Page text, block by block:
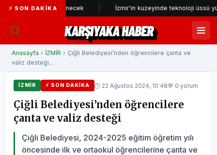
⚡ SON DAKIKA
incelenecek İzmir'in kuzeyinde teknoloji üssü yükseliyor
KARŞIYAKA HABER
Anasayfa › İZMİR › Çiğli Belediyesi’nden öğrencilere çanta ve
valiz desteği...
İZMİR ⚡ SON DAKIKA 🕐 22 Ağustos 2024, 10:48💬 0 yorum
Çiğli Belediyesi’nden öğrencilere
çanta ve valiz desteği
Çiğli Belediyesi, 2024-2025 eğitim öğretim yılı
öncesinde ilk ve ortaokul öğrencilerine çanta ve